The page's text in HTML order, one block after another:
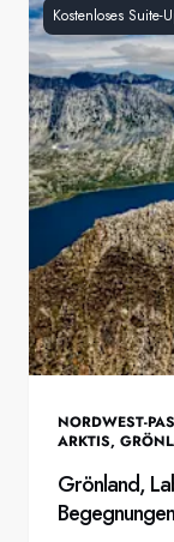
Kostenloses Suite-
NORDWEST-
ARKTIS,
Grönland,